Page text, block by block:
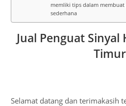
memliki tips dalam
sederhana
Jual Penguat Sinyal
Timur
Selamat datang dan terimakasih